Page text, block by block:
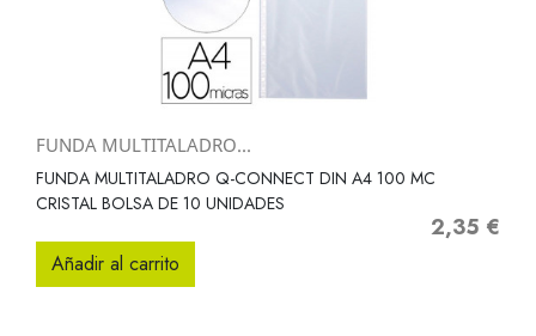
FUNDA MULTITALADRO...
FUNDA MULTITALADRO Q-CONNECT DIN A4 100 MC
CRISTAL BOLSA DE 10 UNIDADES
Precio
2,35 €
Añadir al carrito